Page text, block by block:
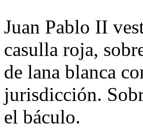
Juan Pablo II
casulla roja,
de lana blanca
jurisdicción.
el báculo.